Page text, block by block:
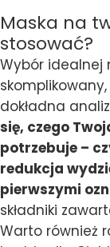
Maska na
stosować?
Wybór idealnej
dokładna
się, czego
potrzebuje –
redukcja
pierwszymi
składniki
Warto również